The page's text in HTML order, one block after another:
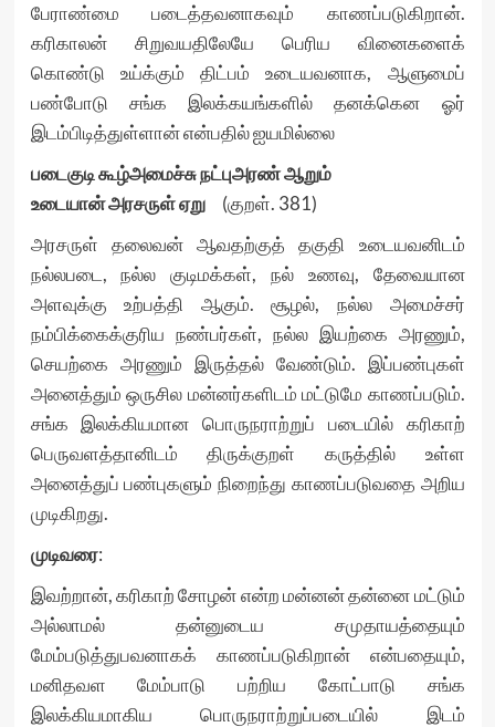
பேராண்மை படைத்தவனாகவும் காணப்படுகிறான்.
கரிகாலன் சிறுவயதிலேயே பெரிய வினைகளைக்
கொண்டு உய்க்கும் திட்பம் உடையவனாக, ஆளுமைப்
பண்போடு சங்க இலக்கயங்களில் தனக்கென ஓர்
இடம்பிடித்துள்ளான் என்பதில் ஐயமில்லை
படைகுடி கூழ்அமைச்சு நட்புஅரண் ஆறும்
உடையான் அரசருள் ஏறு (குறள். 381)
அரசருள் தலைவன் ஆவதற்குத் தகுதி உடையவனிடம்
நல்லபடை, நல்ல குடிமக்கள், நல் உணவு, தேவையான
அளவுக்கு உற்பத்தி ஆகும். சூழல், நல்ல அமைச்சர்
நம்பிக்கைக்குரிய நண்பர்கள், நல்ல இயற்கை அரணும்,
செயற்கை அரணும் இருத்தல் வேண்டும். இப்பண்புகள்
அனைத்தும் ஒருசில மன்னர்களிடம் மட்டுமே காணப்படும்.
சங்க இலக்கியமான பொருநராற்றுப் படையில் கரிகாற்
பெருவளத்தானிடம் திருக்குறள் கருத்தில் உள்ள
அனைத்துப் பண்புகளும் நிறைந்து காணப்படுவதை அறிய
முடிகிறது.
முடிவரை:
இவற்றான், கரிகாற் சோழன் என்ற மன்னன் தன்னை மட்டும்
அல்லாமல் தன்னுடைய சமுதாயத்தையும்
மேம்படுத்துபவனாகக் காணப்படுகிறான் என்பதையும்,
மனிதவள மேம்பாடு பற்றிய கோட்பாடு சங்க
இலக்கியமாகிய பொருநராற்றுப்படையில் இடம்